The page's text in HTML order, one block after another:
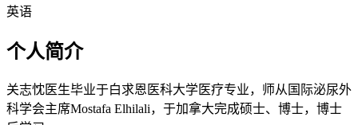
英语
个人简介
关志忱医生毕业于白求恩医科大学医疗专业，师从国际泌尿外
科学会主席Mostafa Elhilali，于加拿大完成硕士、博士，博士